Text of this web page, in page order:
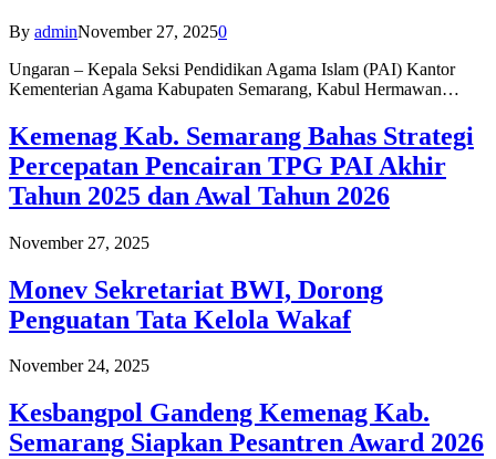
By adminNovember 27, 20250
Ungaran – Kepala Seksi Pendidikan Agama Islam (PAI) Kantor
Kementerian Agama Kabupaten Semarang, Kabul Hermawan…
Kemenag Kab. Semarang Bahas Strategi
Percepatan Pencairan TPG PAI Akhir
Tahun 2025 dan Awal Tahun 2026
November 27, 2025
Monev Sekretariat BWI, Dorong
Penguatan Tata Kelola Wakaf
November 24, 2025
Kesbangpol Gandeng Kemenag Kab.
Semarang Siapkan Pesantren Award 2026